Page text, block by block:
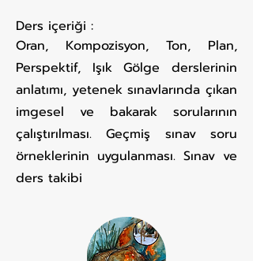
Ders içeriği :
Oran, Kompozisyon, Ton, Plan,
Perspektif, Işık Gölge derslerinin
anlatımı, yetenek sınavlarında çıkan
imgesel ve bakarak sorularının
çalıştırılması. Geçmiş sınav soru
örneklerinin uygulanması. Sınav ve
ders takibi